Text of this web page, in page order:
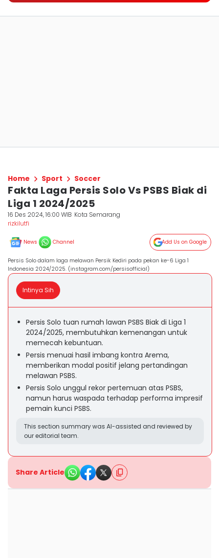
Home Sport Soccer
Fakta Laga Persis Solo Vs PSBS Biak di
Liga 1 2024/2025
16 Des 2024, 16:00 WIB Kota Semarang
rizkilutfi
News Channel Add Us on Google
Persis Solo dalam laga melawan Persik Kediri pada pekan ke-6 Liga 1
Indonesia 2024/2025. (instagram.com/persisofficial)
Intinya Sih
Persis Solo tuan rumah lawan PSBS Biak di Liga 1
2024/2025, membutuhkan kemenangan untuk
memecah kebuntuan.
Persis menuai hasil imbang kontra Arema,
memberikan modal positif jelang pertandingan
melawan PSBS.
Persis Solo unggul rekor pertemuan atas PSBS,
namun harus waspada terhadap performa impresif
pemain kunci PSBS.
This section summary was AI-assisted and reviewed by
our editorial team.
Share Article